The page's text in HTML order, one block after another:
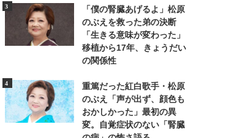
「僕の腎臓あげるよ」松原
のぶえを救った弟の決断
「生きる意味が変わった」
移植から17年、きょうだい
の関係性
重篤だった紅白歌手・松原
のぶえ「声が出ず、顔色も
おかしかった」最初の異
変。自覚症状のない「腎臓